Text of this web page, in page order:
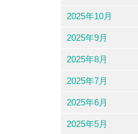
2025年10月
2025年9月
2025年8月
2025年7月
2025年6月
2025年5月